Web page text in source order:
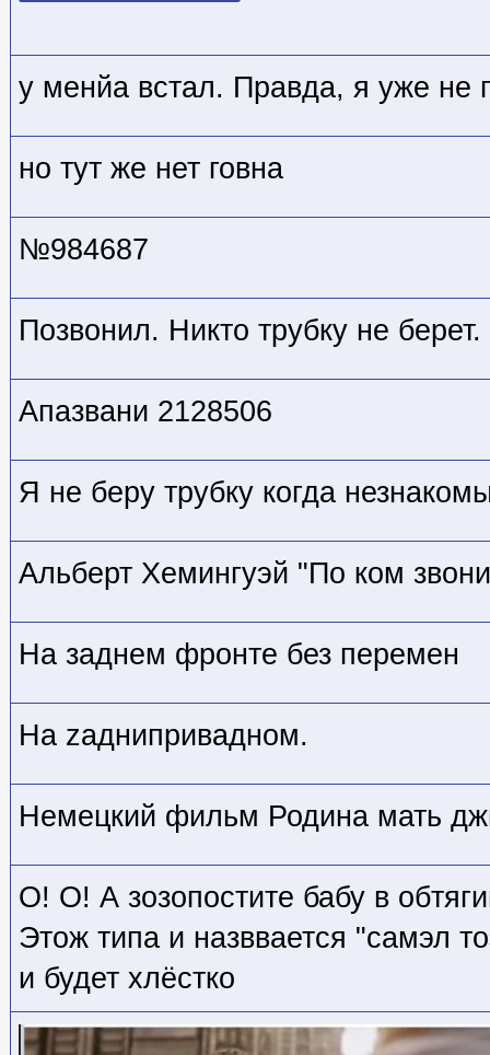
у менйа встал. Правда, я уже не
но тут же нет говна
№984687
Позвонил. Никто трубку не берет.
Апазвани 2128506
Я не беру трубку когда
Альберт Хемингуэй "По ком
На заднем фронте без перемен
На zaднипривадном.
Немецкий фильм Родина мать
О! О! А зозопостите бабу в
Этож типа и назввается "самэл
и будет хлёстко